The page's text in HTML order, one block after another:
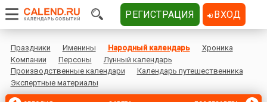
Праздники Именины Народный календарь
Хроника
Компании
Персоны
Лунный календарь
Производственные календари
Календарь путешественника
Экспертные материалы
РЕГИСТРАЦИЯ ВХОД